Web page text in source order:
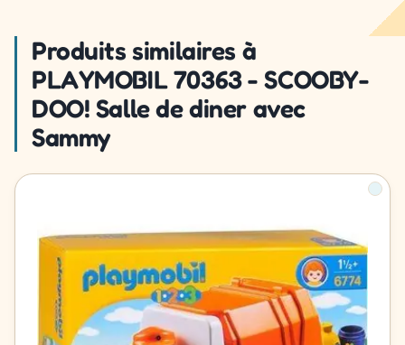
Produits similaires à
PLAYMOBIL 70363 - SCOOBY-
DOO! Salle de diner avec
Sammy